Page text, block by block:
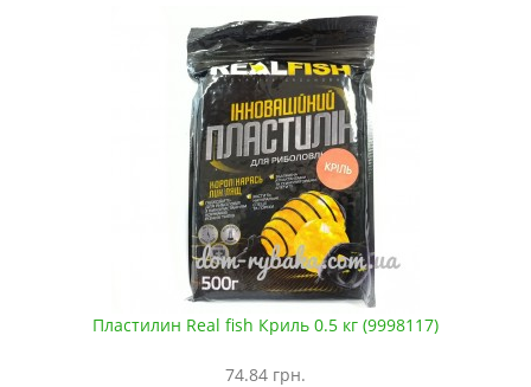
Пластилин Real fish Криль 0.5 кг (9998117)
74.84 грн.